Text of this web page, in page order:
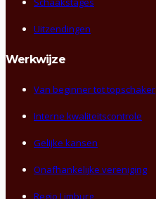
Uitzendingen
Werkwijze
Van beginner tot topschaker
Interne kwaliteitscontrole
Gelijke kansen
Onafhankelijke vereniging
Regio Limburg